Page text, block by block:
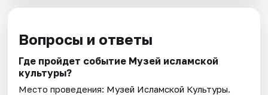
Вопросы и ответы
Где пройдет событие Музей исламской
культуры?
Место проведения: Музей Исламской Культуры.